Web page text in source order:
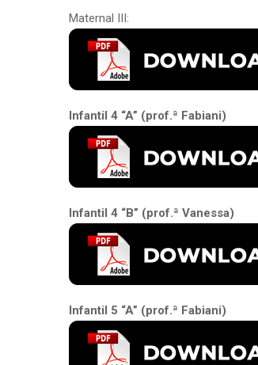
Maternal III:
Infantil 4 “A” (prof.ª Fabiani)
Infantil 4 “B” (prof.ª Vanessa)
Infantil 5 “A” (prof.ª Fabiani)